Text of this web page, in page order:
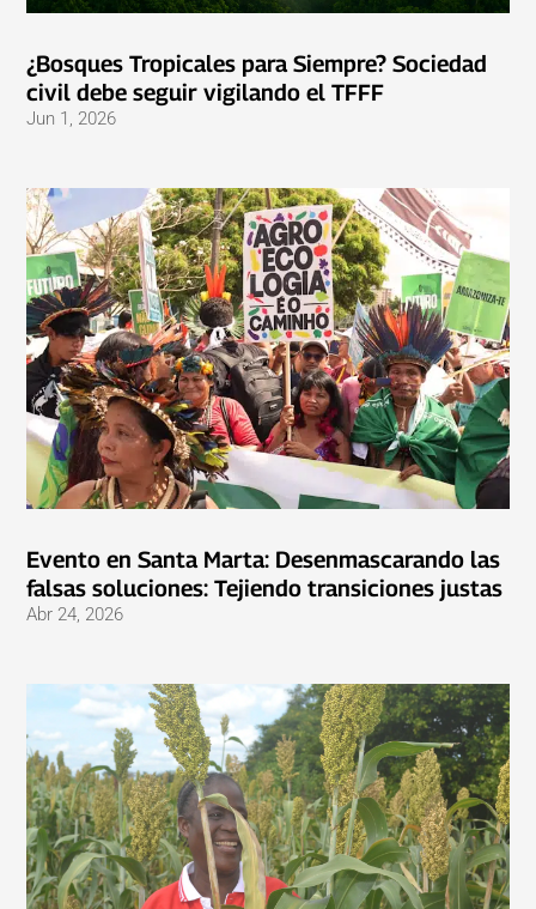
¿Bosques Tropicales para Siempre? Sociedad
civil debe seguir vigilando el TFFF
Jun 1, 2026
Evento en Santa Marta: Desenmascarando las
falsas soluciones: Tejiendo transiciones justas
Abr 24, 2026